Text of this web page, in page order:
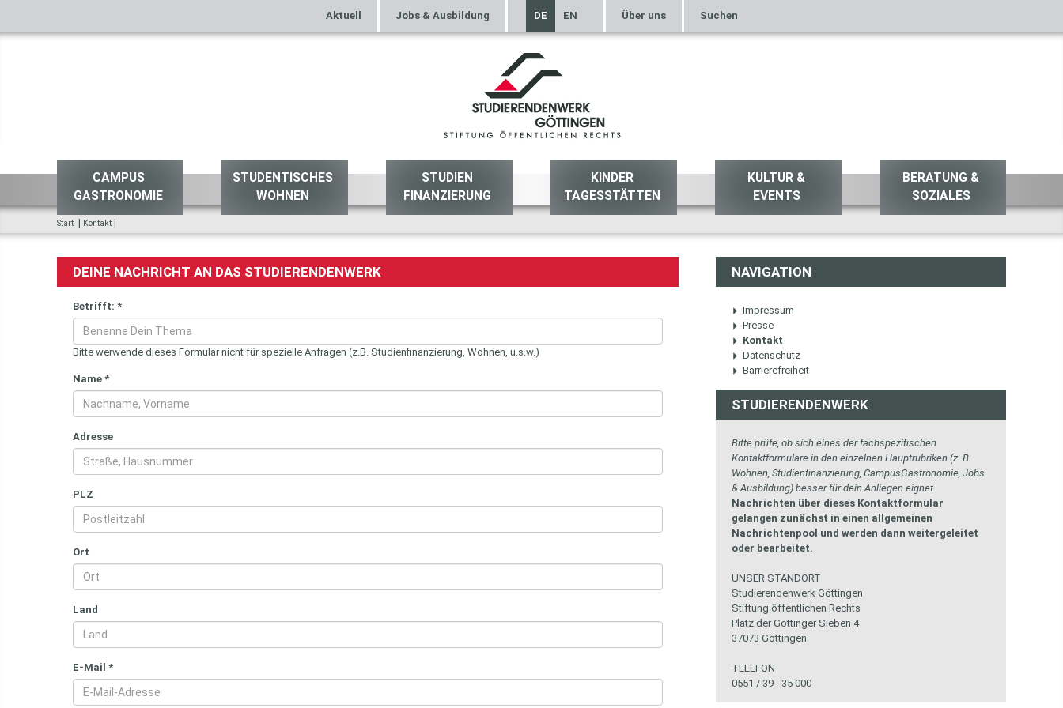
Aktuell Jobs & Ausbildung DE EN Über uns Suchen
CAMPUS
GASTRONOMIE
STUDENTISCHES
WOHNEN
STUDIEN
FINANZIERUNG
KINDER
TAGESSTÄTTEN
KULTUR &
EVENTS
BERATUNG &
SOZIALES
Start | Kontakt |
DEINE NACHRICHT AN DAS STUDIERENDENWERK
Betrifft: *
Bitte werwende dieses Formular nicht für spezielle Anfragen (z.B. Studienfinanzierung, Wohnen, u.s.w.)
Name *
Adresse
PLZ
Ort
Land
E-Mail *
NAVIGATION
Impressum
Presse
Kontakt
Datenschutz
Barrierefreiheit
STUDIERENDENWERK
Bitte prüfe, ob sich eines der fachspezifischen
Kontaktformulare in den einzelnen Hauptrubriken (z. B.
Wohnen, Studienfinanzierung, CampusGastronomie, Jobs
& Ausbildung) besser für dein Anliegen eignet.
Nachrichten über dieses Kontaktformular
gelangen zunächst in einen allgemeinen
Nachrichtenpool und werden dann weitergeleitet
oder bearbeitet.
UNSER STANDORT
Studierendenwerk Göttingen
Stiftung öffentlichen Rechts
Platz der Göttinger Sieben 4
37073 Göttingen
TELEFON
0551 / 39 - 35 000